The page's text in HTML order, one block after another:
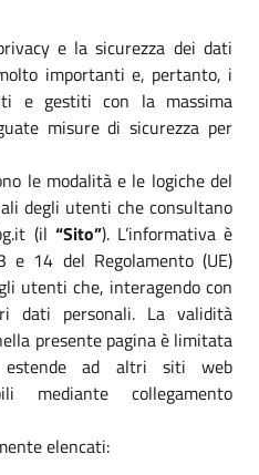
e la sicurezza dei dati
importanti e, pertanto, i
e gestiti con la massima
misure di sicurezza per
le modalità e le logiche del
degli utenti che consultano
(il “Sito”). L’informativa è
14 del Regolamento (UE)
utenti che, interagendo con
dati personali. La validità
presente pagina è limitata
ad altri siti web
mediante collegamento
elencati: